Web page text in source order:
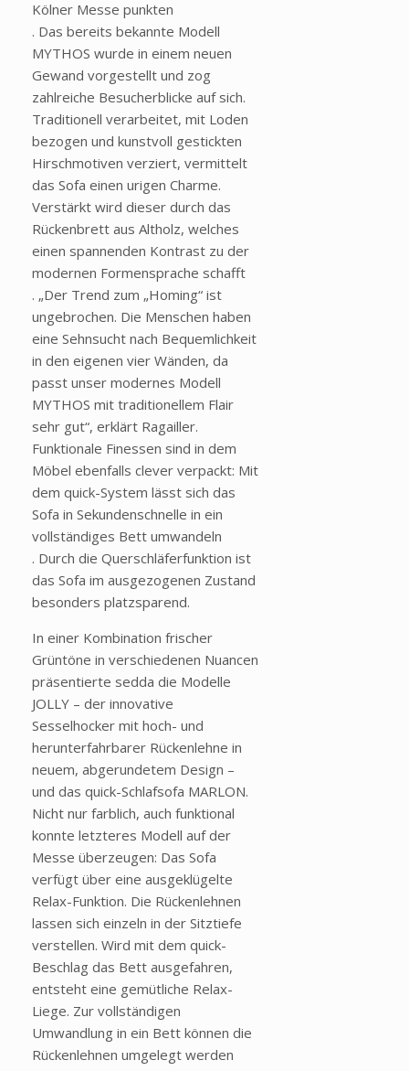
Kölner Messe punkten
. Das bereits bekannte Modell
MYTHOS wurde in einem neuen
Gewand vorgestellt und zog
zahlreiche Besucherblicke auf sich.
Traditionell verarbeitet, mit Loden
bezogen und kunstvoll gestickten
Hirschmotiven verziert, vermittelt
das Sofa einen urigen Charme.
Verstärkt wird dieser durch das
Rückenbrett aus Altholz, welches
einen spannenden Kontrast zu der
modernen Formensprache schafft
. „Der Trend zum „Homing“ ist
ungebrochen. Die Menschen haben
eine Sehnsucht nach Bequemlichkeit
in den eigenen vier Wänden, da
passt unser modernes Modell
MYTHOS mit traditionellem Flair
sehr gut“, erklärt Ragailler.
Funktionale Finessen sind in dem
Möbel ebenfalls clever verpackt: Mit
dem quick-System lässt sich das
Sofa in Sekundenschnelle in ein
vollständiges Bett umwandeln
. Durch die Querschläferfunktion ist
das Sofa im ausgezogenen Zustand
besonders platzsparend.
In einer Kombination frischer
Grüntöne in verschiedenen Nuancen
präsentierte sedda die Modelle
JOLLY – der innovative
Sesselhocker mit hoch- und
herunterfahrbarer Rückenlehne in
neuem, abgerundetem Design –
und das quick-Schlafsofa MARLON.
Nicht nur farblich, auch funktional
konnte letzteres Modell auf der
Messe überzeugen: Das Sofa
verfügt über eine ausgeklügelte
Relax-Funktion. Die Rückenlehnen
lassen sich einzeln in der Sitztiefe
verstellen. Wird mit dem quick-
Beschlag das Bett ausgefahren,
entsteht eine gemütliche Relax-
Liege. Zur vollständigen
Umwandlung in ein Bett können die
Rückenlehnen umgelegt werden